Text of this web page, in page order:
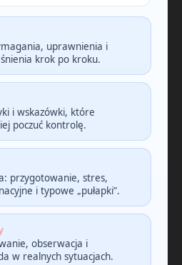
uprawnienia i
krok po kroku.
i wskazówki, które
poczuć kontrolę.
przygotowanie, stres,
i typowe „pułapki”.
obserwacja i
w realnych sytuacjach.